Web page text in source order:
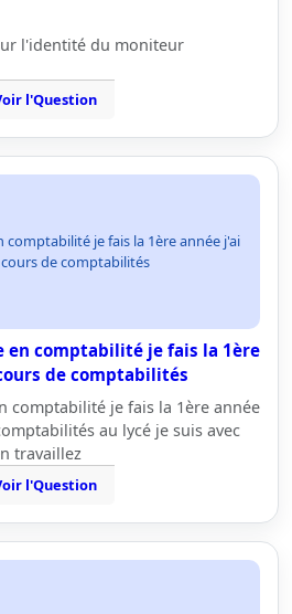
l'identité du moniteur
l'Question
comptabilité je fais la 1ère année j'ai
de comptabilités
en comptabilité je fais la 1ère
de comptabilités
comptabilité je fais la 1ère année
au lycé je suis avec
travaillez
l'Question